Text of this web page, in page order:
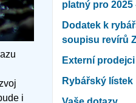
i
platný pro 2025
Dodatek k
soupisu revírů
Externí
Rybářský lístek